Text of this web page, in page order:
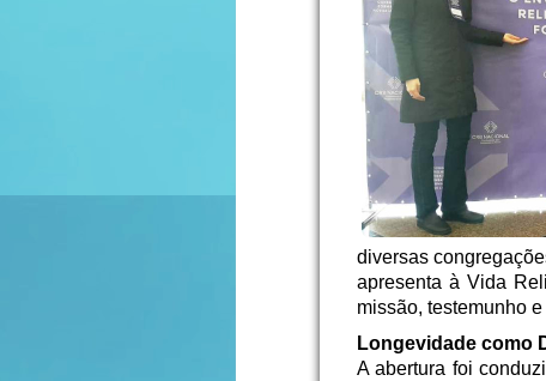
diversas
apresenta à Vida
missão, testemunho
Longevidade como
A abertura foi